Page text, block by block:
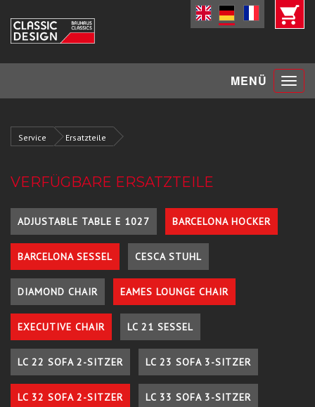
MENÜ Toggle
Service Ersatzteile
VERFÜGBARE ERSATZTEILE
ADJUSTABLE TABLE E 1027 BARCELONA HOCKER
BARCELONA SESSEL CESCA STUHL
DIAMOND CHAIR EAMES LOUNGE CHAIR
EXECUTIVE CHAIR LC 21 SESSEL
LC 22 SOFA 2-SITZER LC 23 SOFA 3-SITZER
LC 32 SOFA 2-SITZER LC 33 SOFA 3-SITZER